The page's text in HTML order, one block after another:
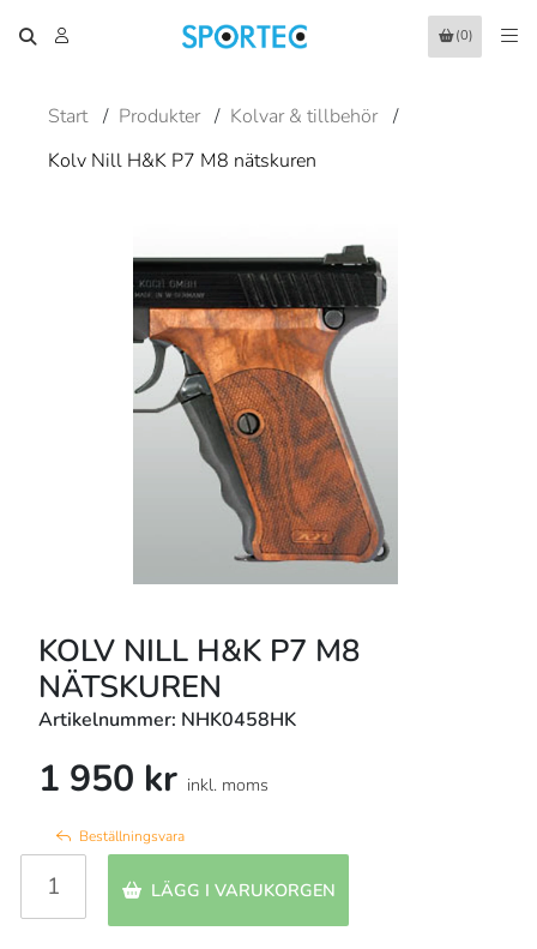
(0)
Start / Produkter / Kolvar & tillbehör /
Kolv Nill H&K P7 M8 nätskuren
KOLV NILL H&K P7 M8
NÄTSKUREN
Artikelnummer: NHK0458HK
1 950 kr inkl. moms
Beställningsvara
LÄGG I VARUKORGEN